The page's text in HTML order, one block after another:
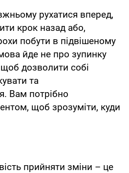
рухатися вперед,
крок назад або,
побути в підвішеному
йде не про зупинку
дозволити собі
та
Вам потрібно
щоб зрозуміти, куди
прийняти зміни – це